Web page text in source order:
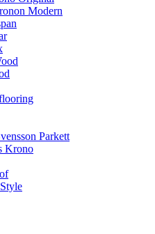
Modern
Parkett
Krono